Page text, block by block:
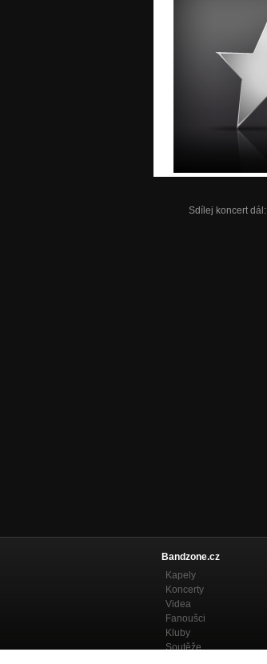
Sdílej koncert dál:
Bandzone.cz
Kapely
Koncerty
Videa
Fanoušci
Kluby
Soutěže